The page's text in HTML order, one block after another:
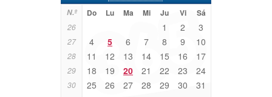
N.º Do Lu Ma Mi Ju Vi Sá
26 1 2 3
27 4 5 6 7 8 9 10
28 11 12 13 14 15 16 17
29 18 19 20 21 22 23 24
30 25 26 27 28 29 30 31